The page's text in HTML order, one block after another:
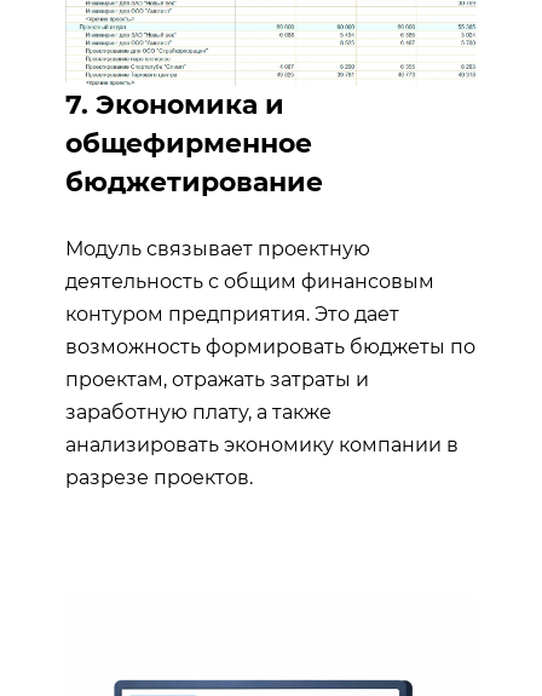
7. Экономика и
общефирменное
бюджетирование
Модуль связывает проектную
деятельность с общим финансовым
контуром предприятия. Это дает
возможность формировать бюджеты по
проектам, отражать затраты и
заработную плату, а также
анализировать экономику компании в
разрезе проектов.